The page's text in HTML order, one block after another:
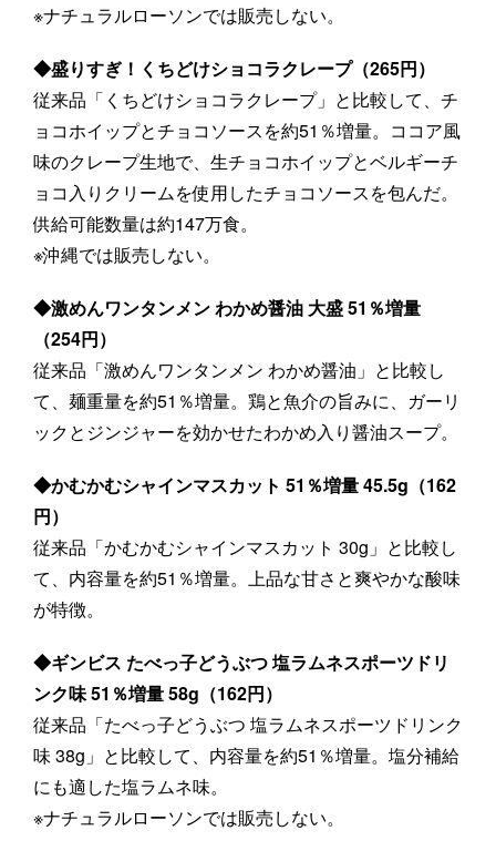
※ナチュラルローソンでは販売しない。
◆盛りすぎ！くちどけショコラクレープ（265円）
従来品「くちどけショコラクレープ」と比較して、チ
ョコホイップとチョコソースを約51％増量。ココア風
味のクレープ生地で、生チョコホイップとベルギーチ
ョコ入りクリームを使用したチョコソースを包んだ。
供給可能数量は約147万食。
※沖縄では販売しない。
◆激めんワンタンメン わかめ醤油 大盛 51％増量
（254円）
従来品「激めんワンタンメン わかめ醤油」と比較し
て、麺重量を約51％増量。鶏と魚介の旨みに、ガーリ
ックとジンジャーを効かせたわかめ入り醤油スープ。
◆かむかむシャインマスカット 51％増量 45.5g（162
円）
従来品「かむかむシャインマスカット 30g」と比較し
て、内容量を約51％増量。上品な甘さと爽やかな酸味
が特徴。
◆ギンビス たべっ子どうぶつ 塩ラムネスポーツドリ
ンク味 51％増量 58g（162円）
従来品「たべっ子どうぶつ 塩ラムネスポーツドリンク
味 38g」と比較して、内容量を約51％増量。塩分補給
にも適した塩ラムネ味。
※ナチュラルローソンでは販売しない。